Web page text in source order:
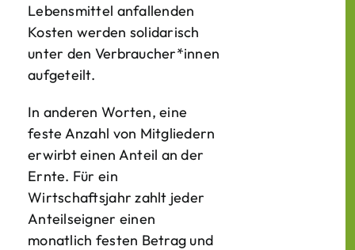
Lebens­mittel anfallenden
Kosten werden solidarisch
unter den Verbraucher*­innen
aufgeteilt.
In anderen Worten, eine
feste Anzahl von Mitgliedern
erwirbt einen Anteil an der
Ernte. Für ein
Wirtschaftsjahr zahlt jeder
Anteilseigner einen
monatlich festen Betrag und